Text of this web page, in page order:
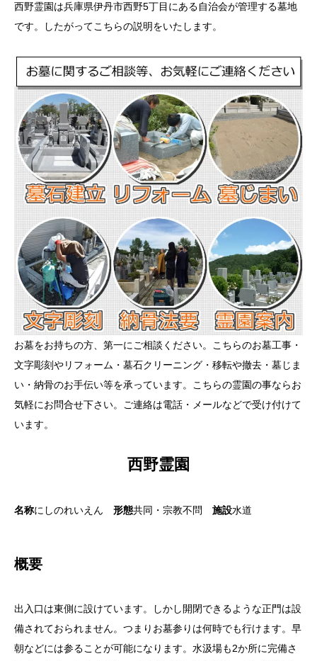
西野霊園は兵庫県伊丹市西野5丁目にある自治会が管理する墓地
です。したがってこちらの説明をいたします。
お墓をお持ちの方、第一にご相談ください。こちらのお墓工事・
文字彫刻やリフォーム・墓石クリーニング・移転や撤去・墓じま
い・納骨のお手伝い等を承っています。こちらの霊園の事ならお
気軽にお問合せ下さい。ご連絡は電話・メールなどで受け付けて
います。
西野霊園
名称にしのれいえん 形態共同・宗教不問 施設水道
概要
出入口は東側に設けています。しかし開閉できるような正門は設
備されておられません。つまりお墓参りは何時でも行けます。早
朝などには参ることが可能になります。水汲場も2か所に完備さ